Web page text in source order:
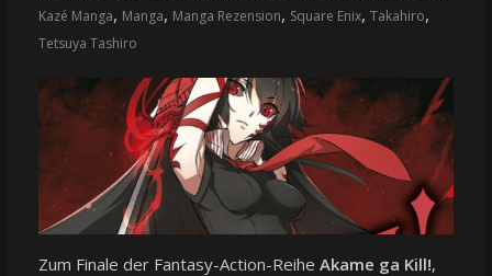
Kazé Manga, Manga, Manga Rezension, Square Enix, Takahiro,
Tetsuya Tashiro
Zum Finale der Fantasy-Action-Reihe Akame ga Kill!,